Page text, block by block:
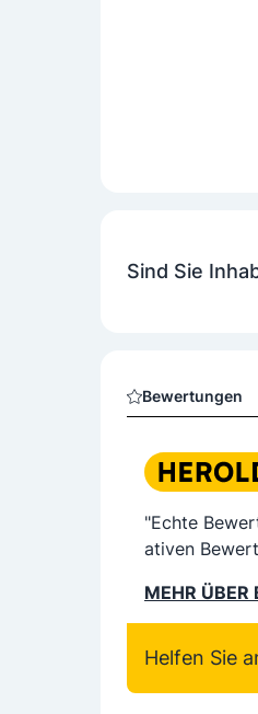
Sind Sie
Bewertungen
"Echte
ativen
MEHR ÜBER
Helfen Sie